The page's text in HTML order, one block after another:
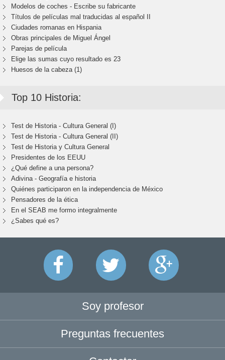
Modelos de coches - Escribe su fabricante
Títulos de películas mal traducidas al español II
Ciudades romanas en Hispania
Obras principales de Miguel Ángel
Parejas de película
Elige las sumas cuyo resultado es 23
Huesos de la cabeza (1)
Top 10 Historia:
Test de Historia - Cultura General (I)
Test de Historia - Cultura General (II)
Test de Historia y Cultura General
Presidentes de los EEUU
¿Qué define a una persona?
Adivina - Geografía e historia
Quiénes participaron en la independencia de México
Pensadores de la ética
En el SEAB me formo integralmente
¿Sabes qué es?
Soy profesor
Preguntas frecuentes